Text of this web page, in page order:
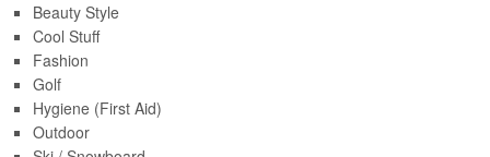
Beauty Style
Cool Stuff
Fashion
Golf
Hygiene (First Aid)
Outdoor